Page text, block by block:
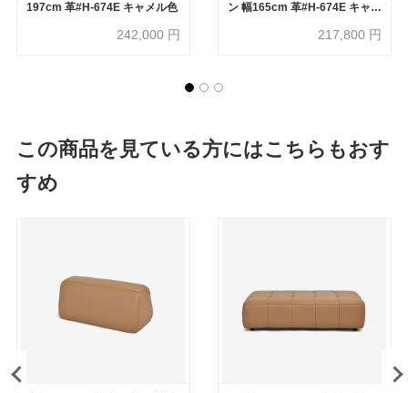
197cm 革#H-674E キャメル色
242,000 円
ン 幅165cm 革#H-674E キャメ
217,800 円
この商品を見ている方にはこちらもおす
すめ